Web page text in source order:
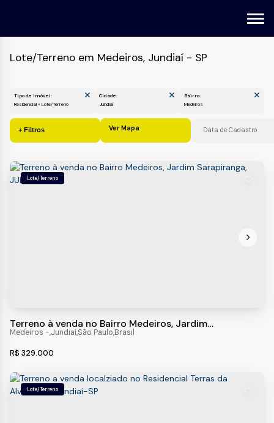
Lote/Terreno em Medeiros, Jundiaí - SP
Tipo de Imóvel:
Cidade:
Ver Mapa
Lote/Terreno
Terreno à venda no Bairro Medeiros, Jardim
Sarapiranga, JUNDIAI - SP
R$ 329.000
Medeiros ,Jundiaí,São Paulo,Brasil
Lote/Terreno